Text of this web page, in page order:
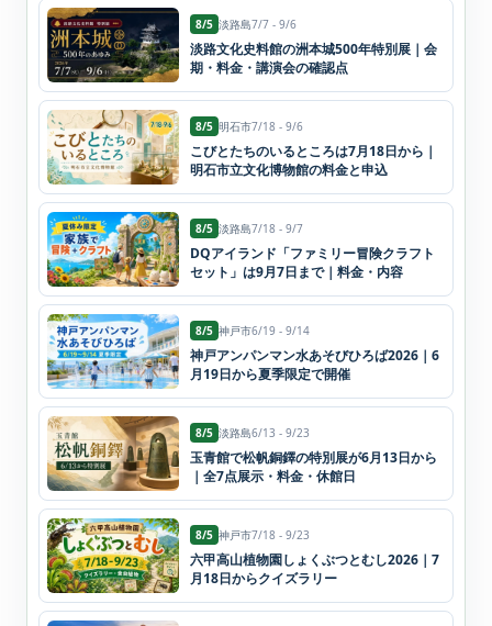
8/5 淡路島7/7 - 9/6
淡路文化史料館の洲本城500年特別展｜会
期・料金・講演会の確認点
8/5 明石市7/18 - 9/6
こびとたちのいるところは7月18日から｜
明石市立文化博物館の料金と申込
8/5 淡路島7/18 - 9/7
DQアイランド「ファミリー冒険クラフト
セット」は9月7日まで｜料金・内容
8/5 神戸市6/19 - 9/14
神戸アンパンマン水あそびひろば2026｜6
月19日から夏季限定で開催
8/5 淡路島6/13 - 9/23
玉青館で松帆銅鐸の特別展が6月13日から
｜全7点展示・料金・休館日
8/5 神戸市7/18 - 9/23
六甲高山植物園しょくぶつとむし2026｜7
月18日からクイズラリー